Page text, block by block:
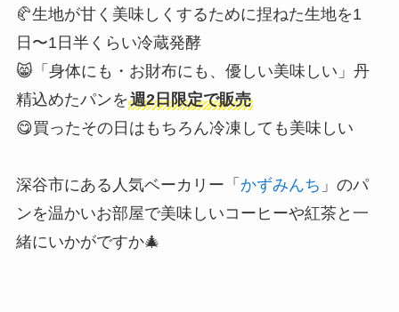
🥐生地が甘く美味しくするために捏ねた生地を1
日〜1日半くらい冷蔵発酵
😸「身体にも・お財布にも、優しい美味しい」丹
精込めたパンを週2日限定で販売
😋買ったその日はもちろん冷凍しても美味しい
深谷市にある人気ベーカリー「 かずみんち 」のパ
ンを温かいお部屋で美味しいコーヒーや紅茶と一
緒にいかがですか🎄